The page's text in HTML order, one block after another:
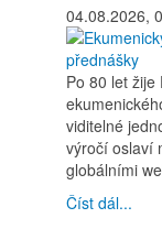
04.08.2026,
Po 80 let žije
viditelné
výročí oslaví
globálními
Číst dál...